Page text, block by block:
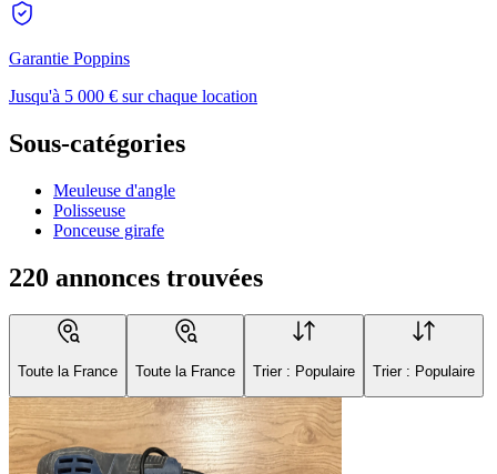
Garantie Poppins
Jusqu'à 5 000 € sur chaque location
Sous-catégories
Meuleuse d'angle
Polisseuse
Ponceuse girafe
220 annonces trouvées
Toute la France Toute la France Trier : Populaire Trier : Populaire